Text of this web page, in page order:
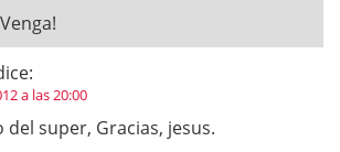
a las 20:00
del super, Gracias, jesus.